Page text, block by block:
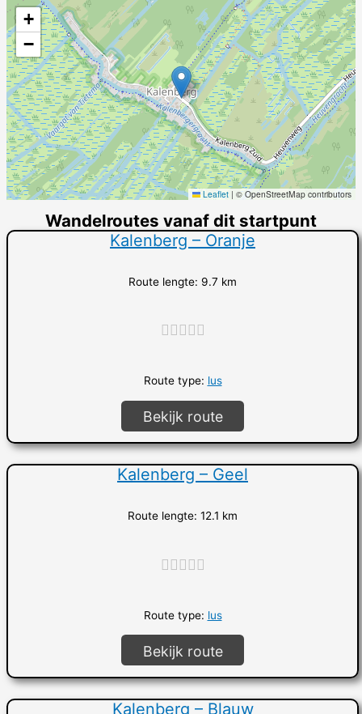
+
−
Leaflet | © OpenStreetMap contributors
Wandelroutes vanaf dit startpunt
Kalenberg – Oranje
Route lengte: 9.7 km
Route type: lus
Bekijk route
Kalenberg – Geel
Route lengte: 12.1 km
Route type: lus
Bekijk route
Kalenberg – Blauw